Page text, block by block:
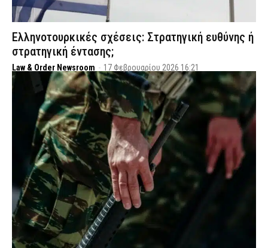
Ελληνοτουρκικές σχέσεις: Στρατηγική ευθύνης ή
στρατηγική έντασης;
Law & Order Newsroom - 17 Φεβρουαρίου 2026 16:21